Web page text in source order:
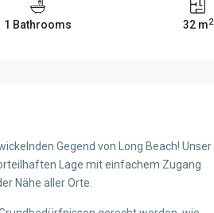
1 Bathrooms 32 m2
Gegend von Long Beach! Unser
Lage mit einfachem Zugang
Nähe aller Orte.